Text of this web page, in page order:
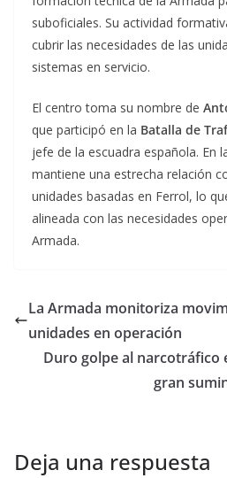
suboficiales. Su actividad
cubrir las necesidades de las
sistemas en servicio.
El centro toma su nombre de
que participó en la Batalla de
jefe de la escuadra española. En
mantiene una estrecha relación
unidades basadas en Ferrol, lo
alineada con las necesidades
Armada.
La Armada monitoriza
unidades en operación
Duro golpe al narcotráfico
gran
Deja una respuesta